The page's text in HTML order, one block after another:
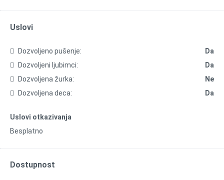
Uslovi
Dozvoljeno pušenje:
Da
Dozvoljeni ljubimci:
Da
Dozvoljena žurka:
Ne
Dozvoljena deca:
Da
Uslovi otkazivanja
Besplatno
Dostupnost